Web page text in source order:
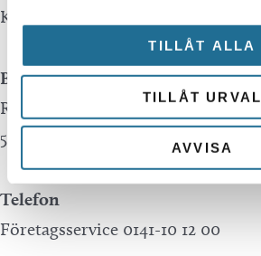
TILLÅT ALLA
TILLÅT URVAL
AVVISA
Kontakta oss
Besöksadress
Repslagaregatan 13C
591 30 Motala
Telefon
Företagsservice 0141-10 12 00